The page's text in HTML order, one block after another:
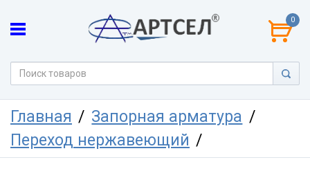
0
Главная
Запорная арматура
Переход нержавеющий